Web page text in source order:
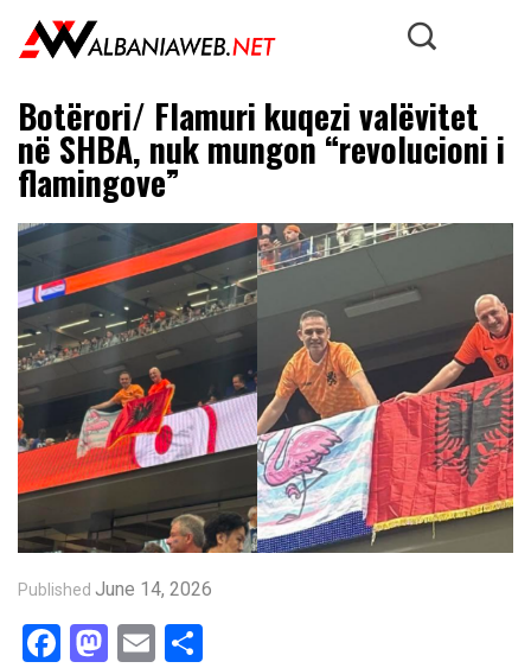
Botërori/ Flamuri kuqezi valëvitet
në SHBA, nuk mungon “revolucioni i
flamingove”
Published June 14, 2026
Facebook
Mastodon
Email